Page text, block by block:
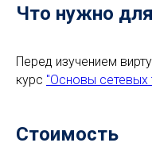
Что нужно
Перед изучением
курс "Основы сетевых
Стоимость